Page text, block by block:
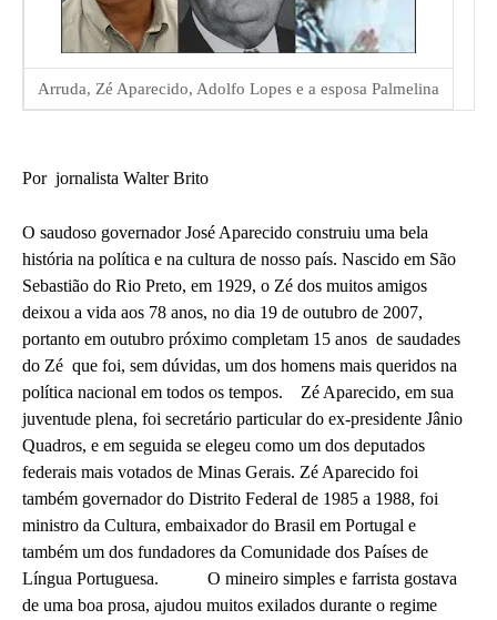
Arruda, Zé Aparecido, Adolfo Lopes e a esposa Palmelina
Por jornalista Walter Brito
O saudoso governador José Aparecido construiu uma bela
história na política e na cultura de nosso país. Nascido em São
Sebastião do Rio Preto, em 1929, o Zé dos muitos amigos
deixou a vida aos 78 anos, no dia 19 de outubro de 2007,
portanto em outubro próximo completam 15 anos de saudades
do Zé que foi, sem dúvidas, um dos homens mais queridos na
política nacional em todos os tempos. Zé Aparecido, em sua
juventude plena, foi secretário particular do ex-presidente Jânio
Quadros, e em seguida se elegeu como um dos deputados
federais mais votados de Minas Gerais. Zé Aparecido foi
também governador do Distrito Federal de 1985 a 1988, foi
ministro da Cultura, embaixador do Brasil em Portugal e
também um dos fundadores da Comunidade dos Países de
Língua Portuguesa. O mineiro simples e farrista gostava
de uma boa prosa, ajudou muitos exilados durante o regime